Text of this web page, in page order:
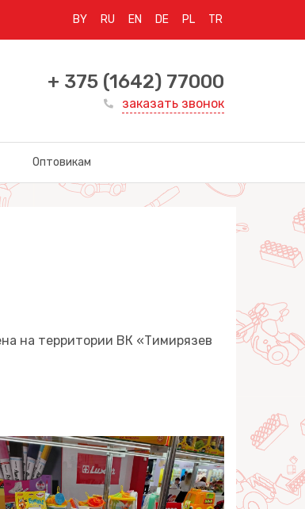
BY RU EN DE PL TR
+ 375 (1642) 77000
заказать звонок
Оптовикам
на территории ВК «Тимирязев